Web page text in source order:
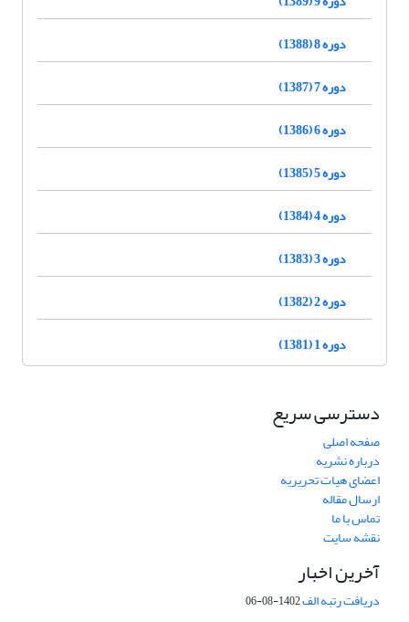
دوره 8 (1388)
دوره 7 (1387)
دوره 6 (1386)
دوره 5 (1385)
دوره 4 (1384)
دوره 3 (1383)
دوره 2 (1382)
دوره 1 (1381)
دسترسی سریع
صفحه اصلی
درباره نشریه
اعضای هیات تحریریه
ارسال مقاله
تماس با ما
نقشه سایت
آخرین اخبار
دریافت رتبه الف1402-08-06